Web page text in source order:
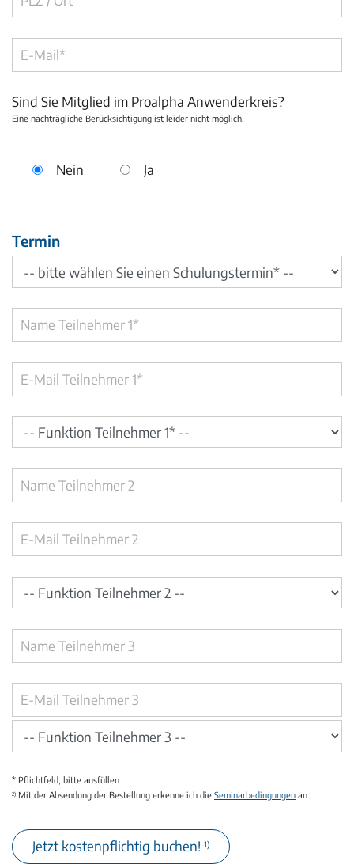
Sind Sie Mitglied im Proalpha Anwenderkreis?
Eine nachträgliche Berücksichtigung ist leider nicht möglich.
Nein Ja
Termin
* Pflichtfeld, bitte ausfüllen
2) Mit der Absendung der Bestellung erkenne ich die Seminarbedingungen an.
Jetzt kostenpflichtig buchen! 1)